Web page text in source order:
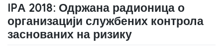
IPА 2018: Одржана радионица о
организацији службених контрола
заснованих на ризику